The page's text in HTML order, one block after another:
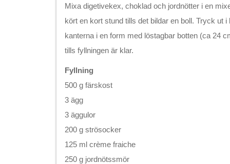
Mixa digetivekex, choklad och jordnötter i en
kört en kort stund tills det bildar en boll. Tryck ut i
kanterna i en form med löstagbar botten (ca 24
tills fyllningen är klar.
Fyllning
500 g färskost
3 ägg
3 äggulor
200 g strösocker
125 ml crème fraiche
250 g jordnötssmör